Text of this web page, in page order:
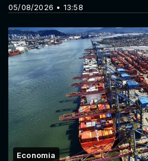
05/08/2026 • 13:58
Economia